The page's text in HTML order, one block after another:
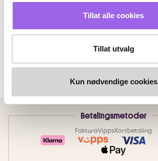
Tillat alle cookies
Tillat utvalg
Kun nødvendige cookies
Betalingsmetoder
FakturaVippsKortbetaling